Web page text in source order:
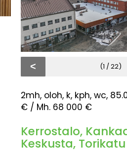
< (1 / 22)
2mh, oloh, k, kph, wc,
€ / Mh. 68 000 €
Kerrostalo,
Keskusta, Torikatu